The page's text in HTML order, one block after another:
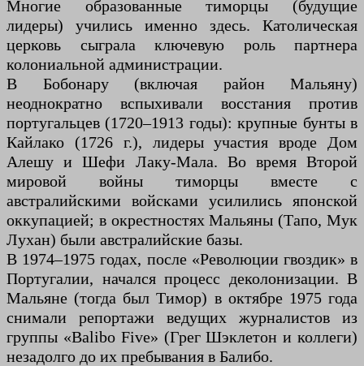
Многие образованные тиморцы (будущие
лидеры) учились именно здесь. Католическая
церковь сыграла ключевую роль партнера
колониальной администрации.
В Бобонару (включая район Мальяну)
неоднократно вспыхивали восстания против
португальцев (1720–1913 годы): крупные бунты в
Кайлако (1726 г.), лидеры участия вроде Дом
Алешу и Шефи Лаку-Мала. Во время Второй
мировой войны тиморцы вместе с
австралийскими войсками усилились японской
оккупацией; в окрестностях Мальяны (Тапо, Мук
Лухан) были австралийские базы.
В 1974–1975 годах, после «Революции гвоздик» в
Португалии, начался процесс деколонизации. В
Мальяне (тогда был Тимор) в октябре 1975 года
снимали репортажи ведущих журналистов из
группы «Balibo Five» (Грег Шэклетон и коллеги)
незадолго до их пребывания в Балибо.